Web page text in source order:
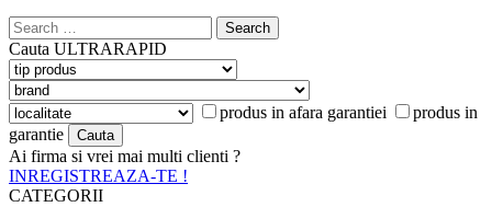
Search
for:
Cauta ULTRARAPID
produs in afara garantiei
produs in
garantie
Ai firma si vrei mai multi clienti ?
INREGISTREAZA-TE !
CATEGORII